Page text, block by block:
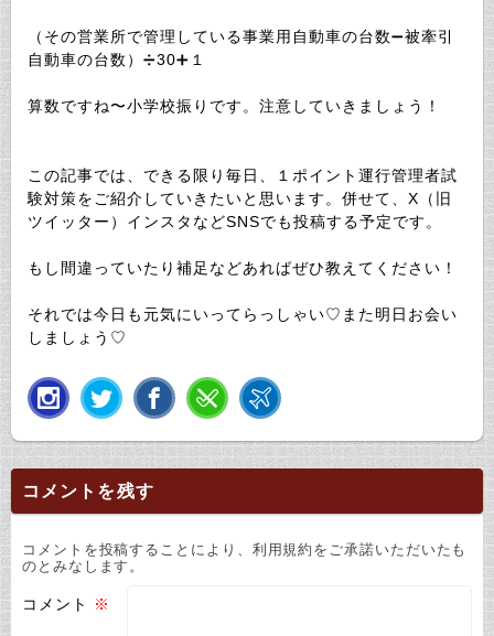
（その営業所で管理している事業用自動車の台数➖被牽引
自動車の台数）➗30➕１
算数ですね〜小学校振りです。注意していきましょう！
この記事では、できる限り毎日、１ポイント運行管理者試
験対策をご紹介していきたいと思います。併せて、X（旧
ツイッター）インスタなどSNSでも投稿する予定です。
もし間違っていたり補足などあればぜひ教えてください！
それでは今日も元気にいってらっしゃい♡また明日お会い
しましょう♡
コメントを残す
コメントを投稿することにより、利用規約をご承諾いただいたも
のとみなします。
コメント ※